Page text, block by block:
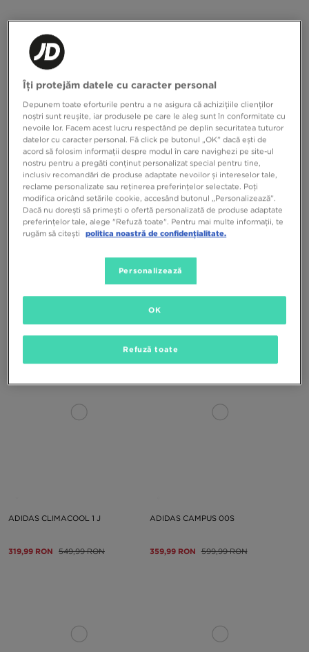
349,99 RON 599,99 RON 299,99 RON 449,99 RON
ADIDAS HANDBALL SPEZIAL J ADIDAS CLIMACOOL 1
ADIDAS CLIMACOOL 1 J
319,99 RON 549,99 RON
ADIDAS CAMPUS 00S
359,99 RON 599,99 RON
Îți protejăm datele cu caracter personal
Depunem toate eforturile pentru a ne asigura că achizițiile clienților
noștri sunt reușite, iar produsele pe care le aleg sunt în conformitate cu
nevoile lor. Facem acest lucru respectând pe deplin securitatea tuturor
datelor cu caracter personal. Fă click pe butonul „OK” dacă ești de
acord să folosim informații despre modul în care navighezi pe site-ul
nostru pentru a pregăti conținut personalizat special pentru tine,
inclusiv recomandări de produse adaptate nevoilor și intereselor tale,
reclame personalizate sau reținerea preferințelor selectate. Poți
modifica oricând setările cookie, accesând butonul „Personalizează”.
Dacă nu dorești să primești o ofertă personalizată de produse adaptate
preferințelor tale, alege "Refuză toate". Pentru mai multe informații, te
rugăm să citești
politica noastră de confidențialitate.
Personalizează
Refuză toate
OK